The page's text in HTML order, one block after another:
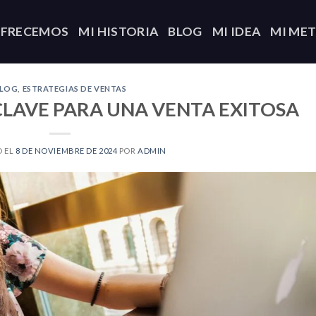
MI HISTORIA BLOG MI IDEA MI
ESTRATEGIAS DE VENTAS
PARA UNA VENTA EXITOSA
EL 8 DE NOVIEMBRE DE 2024 POR ADMIN